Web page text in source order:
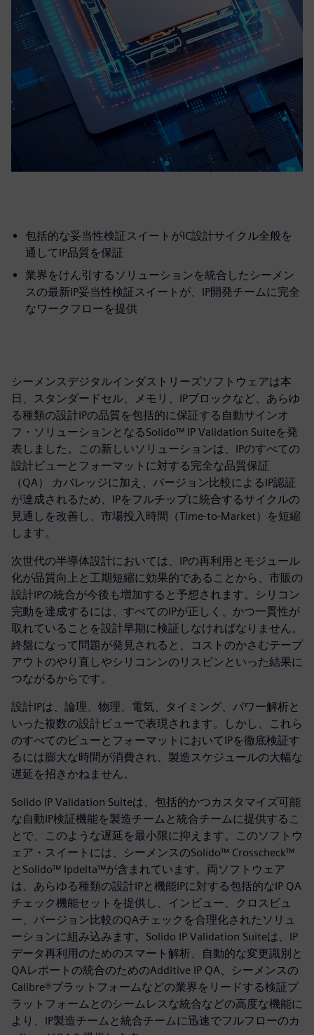
包括的な妥当性検証スイートがIC設計サイクル全般を
通してIP品質を保証
業界をけん引するソリューションを統合したシーメン
スの最新IP妥当性検証スイートが、IP開発チームに完全
なワークフローを提供
シーメンスデジタルインダストリーズソフトウェアは本
日、スタンダードセル、メモリ、IPブロックなど、あらゆ
る種類の設計IPの品質を包括的に保証する自動サインオ
フ・ソリューションとなるSolido™ IP Validation Suiteを発
表しました。この新しいソリューションは、IPのすべての
設計ビューとフォーマットに対する完全な品質保証
（QA） カバレッジに加え、バージョン比較によるIP認証
が達成されるため、IPをフルチップに統合するサイクルの
見通しを改善し、市場投入時間（Time-to-Market）を短縮
します。
次世代の半導体設計においては、IPの再利用とモジュール
化が品質向上と工期短縮に効果的であることから、市販の
設計IPの統合が今後も増加すると予想されます。シリコン
完動を達成するには、すべてのIPが正しく、かつ一貫性が
取れていることを設計早期に検証しなければなりません。
終盤になって問題が発見されると、コストのかさむテープ
アウトのやり直しやシリコンンのリスピンといった結果に
つながるからです。
設計IPは、論理、物理、電気、タイミング、パワー解析と
いった複数の設計ビューで表現されます。しかし、これら
のすべてのビューとフォーマットにおいてIPを徹底検証す
るには膨大な時間が消費され、製造スケジュールの大幅な
遅延を招きかねません。
Solido IP Validation Suiteは、包括的かつカスタマイズ可能
な自動IP検証機能を製造チームと統合チームに提供するこ
とで、このような遅延を最小限に抑えます。このソフトウ
ェア・スイートには、シーメンスのSolido™ Crosscheck™
とSolido™ Ipdelta™が含まれています。両ソフトウェア
は、あらゆる種類の設計IPと機能IPに対する包括的なIP QA
チェック機能セットを提供し、インビュー、クロスビュ
ー、バージョン比較のQAチェックを合理化されたソリュ
ーションに組み込みます。Solido IP Validation Suiteは、IP
データ再利用のためのスマート解析、自動的な変更識別と
QAレポートの統合のためのAdditive IP QA、シーメンスの
Calibre®プラットフォームなどの業界をリードする検証プ
ラットフォームとのシームレスな統合などの高度な機能に
より、IP製造チームと統合チームに迅速でフルフローのカ